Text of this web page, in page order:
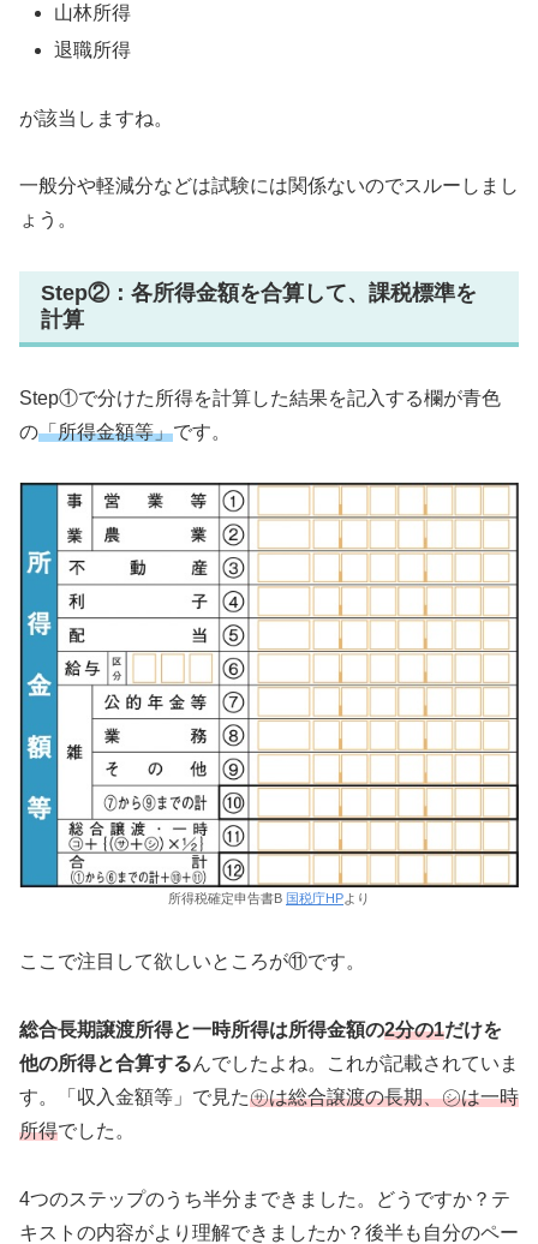
山林所得
退職所得
が該当しますね。
一般分や軽減分などは試験には関係ないのでスルーしまし
ょう。
Step②：各所得金額を合算して、課税標準を
計算
Step①で分けた所得を計算した結果を記入する欄が青色
の「所得金額等」です。
所得税確定申告書B 国税庁HPより
ここで注目して欲しいところが⑪です。
総合長期譲渡所得と一時所得は所得金額の2分の1だけを
他の所得と合算するんでしたよね。これが記載されていま
す。「収入金額等」で見た㋚は総合譲渡の長期、㋛は一時
所得でした。
4つのステップのうち半分まできました。どうですか？テ
キストの内容がより理解できましたか？後半も自分のペー